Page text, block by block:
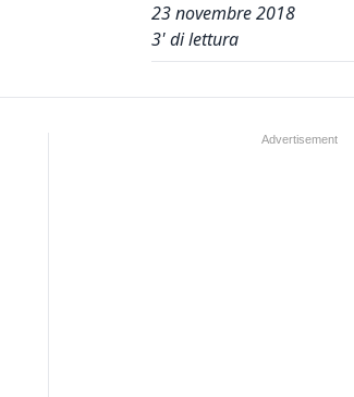
23 novembre 2018
3' di lettura